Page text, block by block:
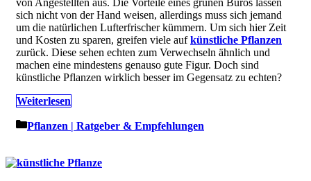
von Angestellten aus. Die Vorteile eines grünen Büros lassen
sich nicht von der Hand weisen, allerdings muss sich jemand
um die natürlichen Lufterfrischer kümmern. Um sich hier Zeit
und Kosten zu sparen, greifen viele aufkünstliche Pflanzen
zurück. Diese sehen echten zum Verwechseln ähnlich und
machen eine mindestens genauso gute Figur. Doch sind
künstliche Pflanzen wirklich besser im Gegensatz zu echten?
Weiterlesen
Kategorien
Pflanzen | Ratgeber & Empfehlungen